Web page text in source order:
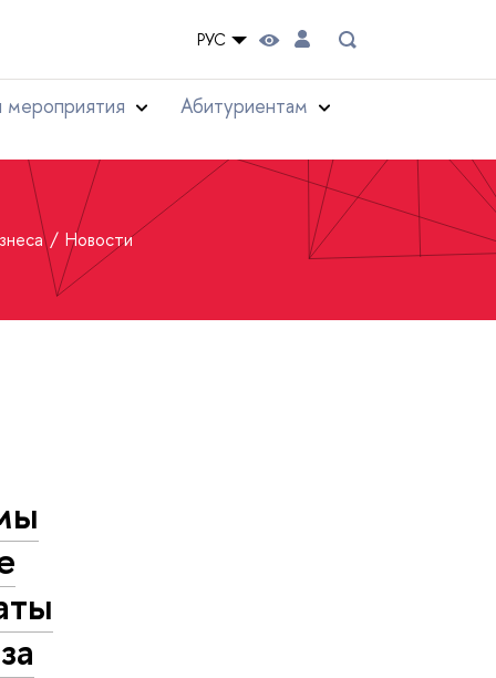
РУС
мероприятия Абитуриентам
Новости